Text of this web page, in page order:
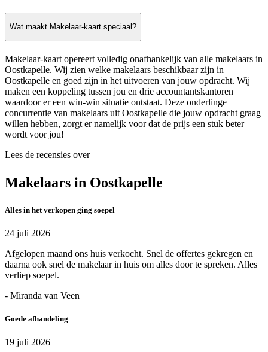
Wat maakt Makelaar-kaart speciaal?
Makelaar-kaart opereert volledig onafhankelijk van alle makelaars in
Oostkapelle. Wij zien welke makelaars beschikbaar zijn in
Oostkapelle en goed zijn in het uitvoeren van jouw opdracht. Wij
maken een koppeling tussen jou en drie accountantskantoren
waardoor er een win-win situatie ontstaat. Deze onderlinge
concurrentie van makelaars uit Oostkapelle die jouw opdracht graag
willen hebben, zorgt er namelijk voor dat de prijs een stuk beter
wordt voor jou!
Lees de recensies over
Makelaars in Oostkapelle
Alles in het verkopen ging soepel
24 juli 2026
Afgelopen maand ons huis verkocht. Snel de offertes gekregen en
daarna ook snel de makelaar in huis om alles door te spreken. Alles
verliep soepel.
- Miranda van Veen
Goede afhandeling
19 juli 2026